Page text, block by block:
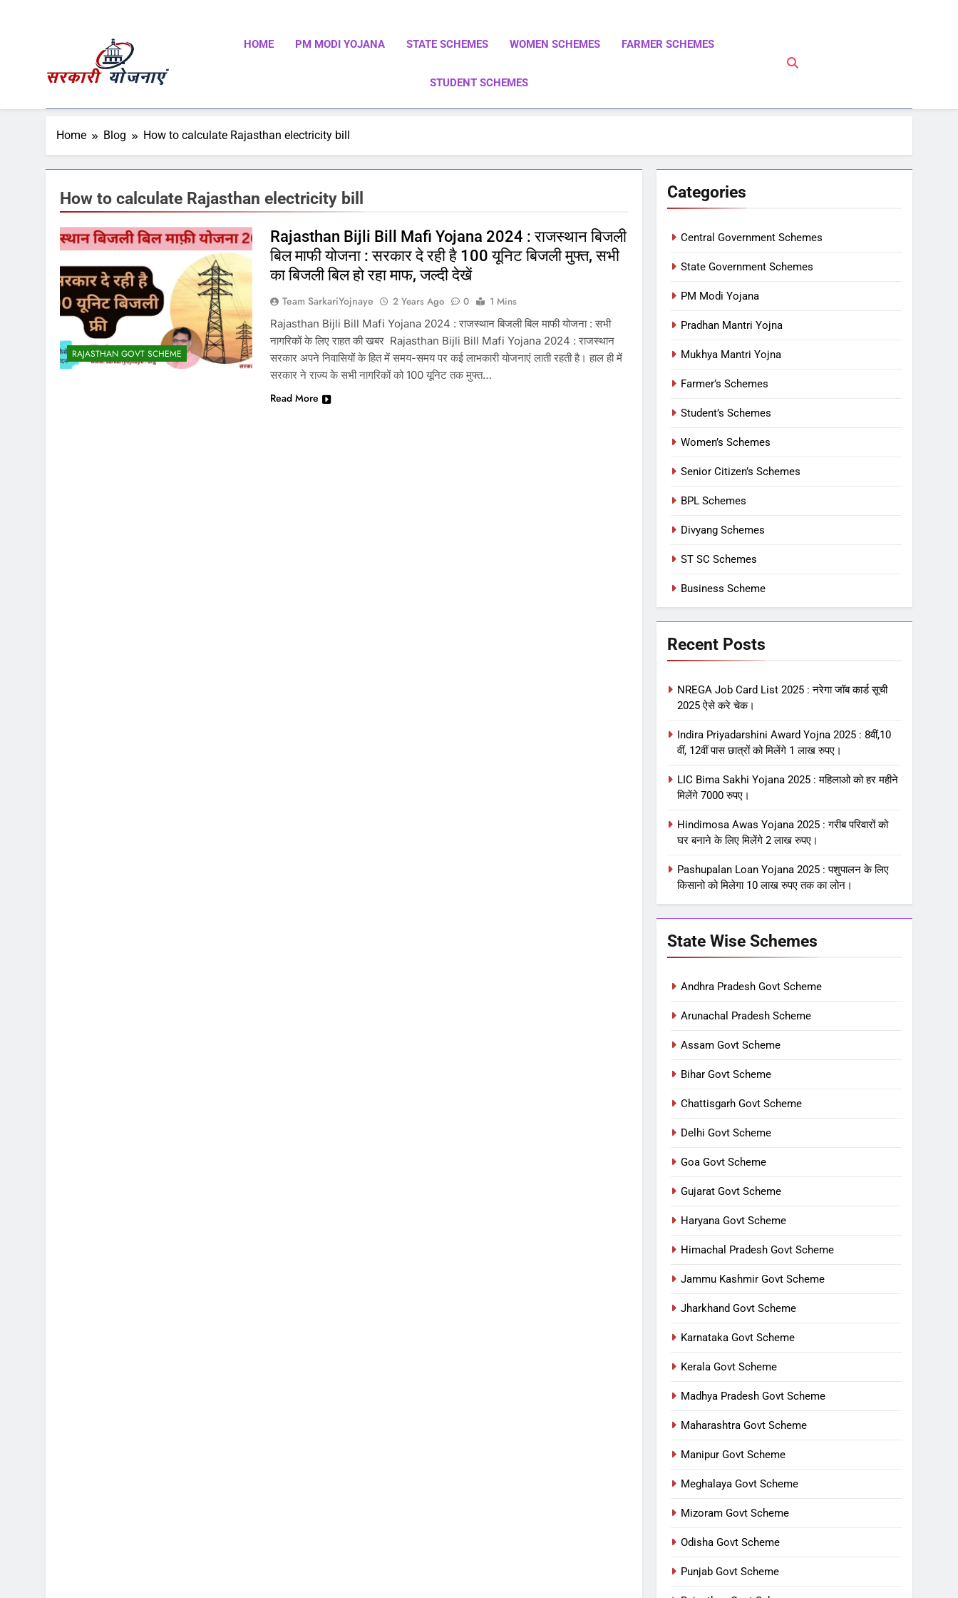
Sarkari Yojnaye
Sarkari Yojnaye | Government Schemes | सरकारी योजनाएं | Central Government Schemes | State Government Schemes | PM Modi Yojna | Pradhanmantri Yojna | PM Modi
HOME PM MODI YOJANA STATE SCHEMES WOMEN SCHEMES FARMER SCHEMES
STUDENT SCHEMES
Home Blog How to calculate Rajasthan electricity bill
How to calculate Rajasthan electricity bill
RAJASTHAN GOVT SCHEME
Rajasthan Bijli Bill Mafi Yojana 2024 : राजस्थान बिजली
बिल माफी योजना : सरकार दे रही है 100 यूनिट बिजली मुफ्त, सभी
का बिजली बिल हो रहा माफ, जल्दी देखें
Team SarkariYojnaye 2 Years Ago 0
1 Mins
Rajasthan Bijli Bill Mafi Yojana 2024 : राजस्थान बिजली बिल माफी योजना : सभी
नागरिकों के लिए राहत की खबर Rajasthan Bijli Bill Mafi Yojana 2024 : राजस्थान
सरकार अपने निवासियों के हित में समय-समय पर कई लाभकारी योजनाएं लाती रहती है। हाल ही में
सरकार ने राज्य के सभी नागरिकों को 100 यूनिट तक मुफ्त…
Read More
Categories
Central Government Schemes
State Government Schemes
PM Modi Yojana
Pradhan Mantri Yojna
Mukhya Mantri Yojna
Farmer’s Schemes
Student’s Schemes
Women’s Schemes
Senior Citizen’s Schemes
BPL Schemes
Divyang Schemes
ST SC Schemes
Business Scheme
Recent Posts
NREGA Job Card List 2025 : नरेगा जॉब कार्ड सूची
2025 ऐसे करे चेक।
Indira Priyadarshini Award Yojna 2025 : 8वीं,10
वीं, 12वीं पास छात्रों को मिलेंगे 1 लाख रुपए।
LIC Bima Sakhi Yojana 2025 : महिलाओ को हर महीने
मिलेंगे 7000 रुपए।
Hindimosa Awas Yojana 2025 : गरीब परिवारों को
घर बनाने के लिए मिलेंगे 2 लाख रुपए।
Pashupalan Loan Yojana 2025 : पशुपालन के लिए
किसानो को मिलेगा 10 लाख रुपए तक का लोन।
State Wise Schemes
Andhra Pradesh Govt Scheme
Arunachal Pradesh Scheme
Assam Govt Scheme
Bihar Govt Scheme
Chattisgarh Govt Scheme
Delhi Govt Scheme
Goa Govt Scheme
Gujarat Govt Scheme
Haryana Govt Scheme
Himachal Pradesh Govt Scheme
Jammu Kashmir Govt Scheme
Jharkhand Govt Scheme
Karnataka Govt Scheme
Kerala Govt Scheme
Madhya Pradesh Govt Scheme
Maharashtra Govt Scheme
Manipur Govt Scheme
Meghalaya Govt Scheme
Mizoram Govt Scheme
Odisha Govt Scheme
Punjab Govt Scheme